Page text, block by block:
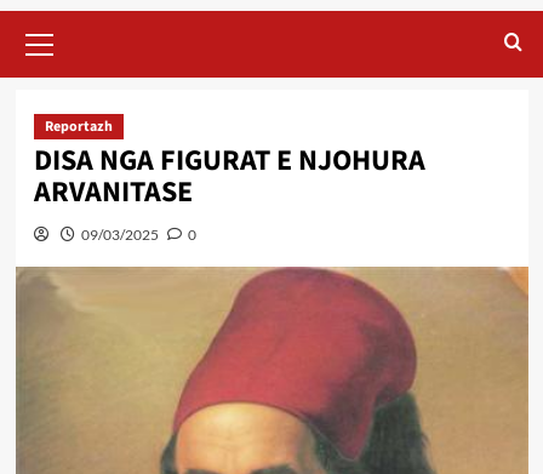
Menu
Reportazh
DISA NGA FIGURAT E NJOHURA
ARVANITASE
09/03/2025 0